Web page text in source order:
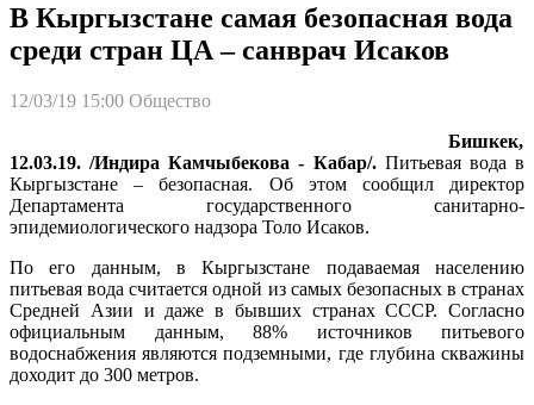
В Кыргызстане самая безопасная вода
среди стран ЦА – санврач Исаков
12/03/19 15:00 Общество
Бишкек,
12.03.19. /Индира Камчыбекова - Кабар/.Питьевая вода в
Кыргызстане – безопасная. Об этом сообщил директор
Департамента государственного санитарно-
эпидемиологического надзора Толо Исаков.
По его данным, в Кыргызстане подаваемая населению
питьевая вода считается одной из самых безопасных в странах
Средней Азии и даже в бывших странах СССР. Согласно
официальным данным, 88% источников питьевого
водоснабжения являются подземными, где глубина скважины
доходит до 300 метров.